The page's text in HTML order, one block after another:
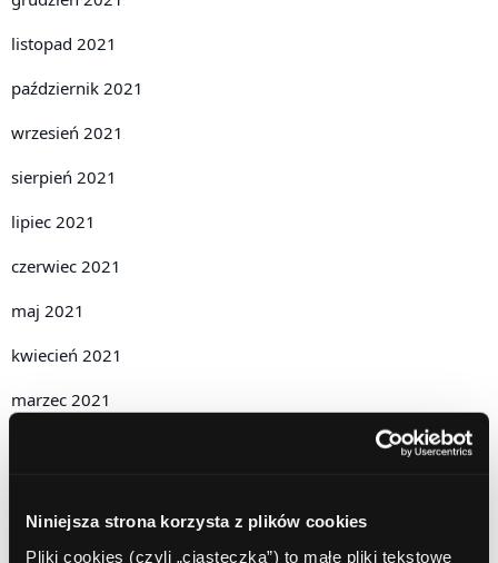
Niniejsza strona korzysta z plików cookies
Pliki cookies (czyli „ciasteczka”) to małe pliki tekstowe
listopad 2021
październik 2021
wrzesień 2021
sierpień 2021
lipiec 2021
czerwiec 2021
maj 2021
kwiecień 2021
marzec 2021
grudzień 2020